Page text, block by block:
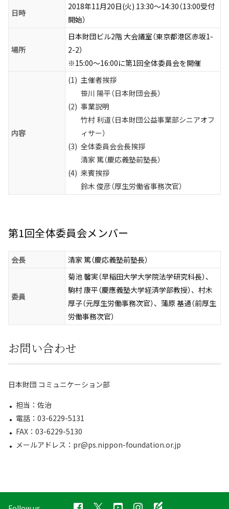
日時
2018年11月20日(火) 13:30～14:30（13:00受付
開始）
場所
日本財団ビル2階 大会議室（東京都港区赤坂1-
2-2）
※15:00～16:00に第1回全体委員会を開催
内容
(1) 主催者挨拶
笹川 陽平（日本財団会長）
(2) 事業説明
竹村 利道（日本財団公益事業部シニアオフ
ィサー）
(3) 全体委員会会長挨拶
清家 篤（慶応義塾前塾長）
(4) 来賓挨拶
鈴木 俊彦（厚生労働省事務次官）
第1回全体委員会メンバー
会長 清家 篤（慶応義塾前塾長）
委員
菊池 馨実（早稲田大学大学院法学研究科長）、
駒村 康平（慶應義塾大学経済学部教授）、村木
厚子（元厚生労働事務次官）、蒲原 基通（前厚生
労働事務次官）
お問い合わせ
日本財団 コミュニケーション部
担当：佐治
電話：03-6229-5131
FAX：03-6229-5130
メールアドレス：pr@ps.nippon-foundation.or.jp